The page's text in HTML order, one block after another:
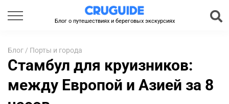
Блог о путешествиях и береговых экскурсиях
Блог / Порты и города
Стамбул для круизников:
между Европой и Азией за 8